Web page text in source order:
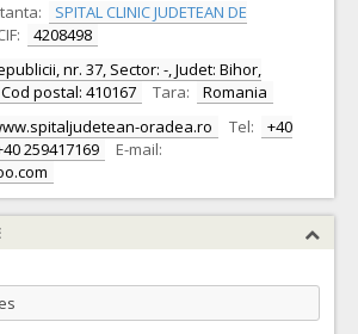
SPITAL CLINIC JUDETEAN DE
4208498
nr. 37, Sector: -, Judet: Bihor,
postal: 410167
Tara:
Romania
oradea.ro Tel:
+40
259417169
E-mail: